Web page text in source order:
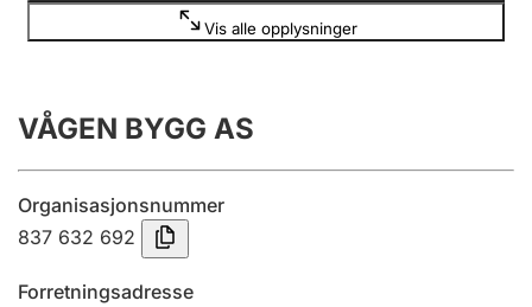
Årsregnskap
Innsending og forsinkelsesgebyr
Vis alle opplysninger
VÅGEN BYGG AS
Organisasjonsnummer
837 632 692
Forretningsadresse